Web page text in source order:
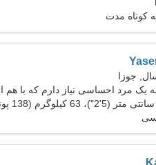
کوتاه مدت
یک مرد احساسی نیاز دارم که با هم